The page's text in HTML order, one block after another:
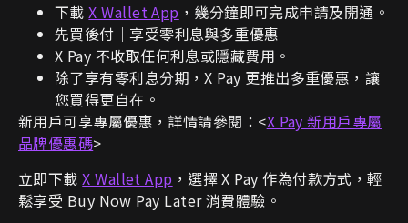
下載X Wallet App ，幾分鐘即可完成申請及開通。
先買後付｜享受零利息與多重優惠
X Pay 不收取任何利息或隱藏費用。
除了享有零利息分期，X Pay 更推出多重優惠，讓
您買得更自在。
新用戶可享專屬優惠，詳情請參閱：<X Pay 新用戶專屬
品牌優惠碼>
立即下載X Wallet App ，選擇 X Pay 作為付款方式，輕
鬆享受 Buy Now Pay Later 消費體驗。